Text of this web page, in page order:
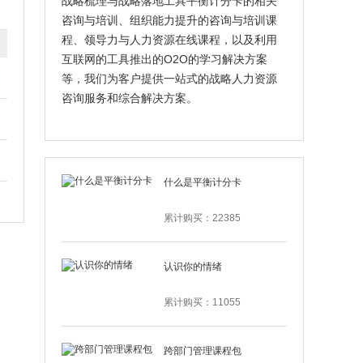
咨询与培训、组织能力提升的咨询与培训课
程、领导力与人力资源在线课程，以及利用
互联网的工具推出的O2O的学习解决方案
等，我们为客户提供一站式的战略人力资源
咨询服务和综合解决方案。
什么是平衡计分卡
累计购买：22385
认识你的情绪
累计购买：11055
跨部门管理课程包